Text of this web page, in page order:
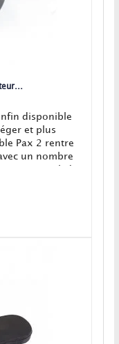
disponible
et plus
Pax 2 rentre
un nombre
!Pax 2